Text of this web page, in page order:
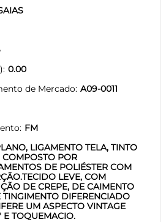
0.00
de Mercado A09-0011
FM
LIGAMENTO TELA, TINTO
COMPOSTO POR
DE POLIÉSTER COM
LEVE, COM
DE CREPE, DE CAIMENTO
TINGIMENTO DIFERENCIADO
UM ASPECTO VINTAGE
E TOQUEMACIO.